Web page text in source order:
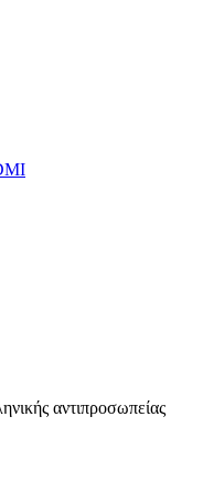
αντιπροσωπείας